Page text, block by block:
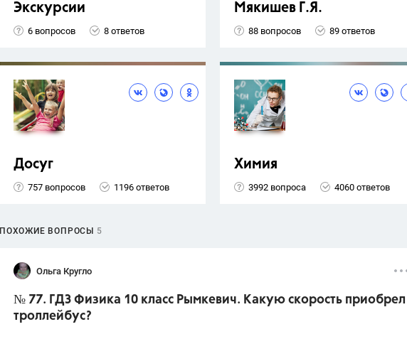
Экскурсии
6 вопросов 8 ответов
Мякишев Г.Я.
88 вопросов 89 ответов
Досуг
757 вопросов 1196 ответов
Химия
3992 вопроса 4060 ответов
ПОХОЖИЕ ВОПРОСЫ 5
Ольга Кругло
№ 77. ГДЗ Физика 10 класс Рымкевич. Какую скорость приобрел
троллейбус?